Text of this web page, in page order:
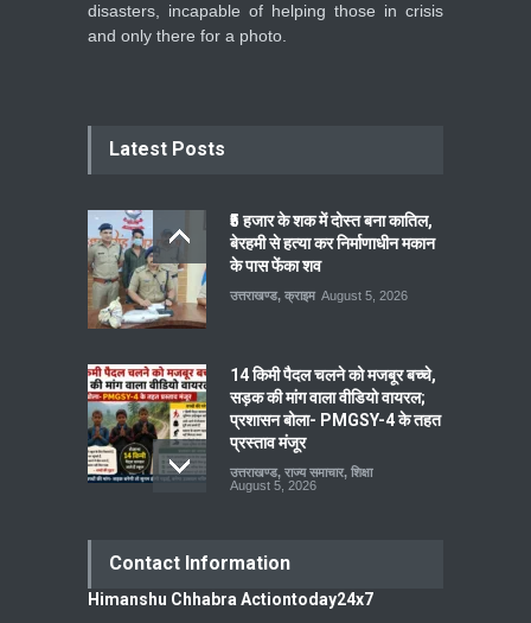
disasters, incapable of helping those in crisis
and only there for a photo.
Latest Posts
₹5 हजार के शक में दोस्त बना कातिल,
बेरहमी से हत्या कर निर्माणाधीन मकान
के पास फेंका शव
उत्तराखण्ड, क्राइम August 5, 2026
14 किमी पैदल चलने को मजबूर बच्चे,
सड़क की मांग वाला वीडियो वायरल;
प्रशासन बोला- PMGSY-4 के तहत
प्रस्ताव मंजूर
उत्तराखण्ड, राज्य समाचार, शिक्षा
August 5, 2026
Contact Information
Himanshu Chhabra Actiontoday24x7